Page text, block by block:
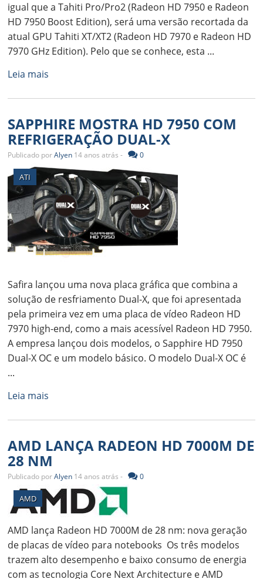
igual que a Tahiti Pro/Pro2 (Radeon HD 7950 e Radeon
HD 7950 Boost Edition), será uma versão recortada da
atual GPU Tahiti XT/XT2 (Radeon HD 7970 e Radeon HD
7970 GHz Edition). Pelo que se conhece, esta ...
Leia mais
SAPPHIRE MOSTRA HD 7950 COM
REFRIGERAÇÃO DUAL-X
Publicado porAlyen 14 anos atrás - 0
ATI
Safira lançou uma nova placa gráfica que combina a
solução de resfriamento Dual-X, que foi apresentada
pela primeira vez em uma placa de vídeo Radeon HD
7970 high-end, como a mais acessível Radeon HD 7950.
A empresa lançou dois modelos, o Sapphire HD 7950
Dual-X OC e um modelo básico. O modelo Dual-X OC é
...
Leia mais
AMD LANÇA RADEON HD 7000M DE
28 NM
Publicado porAlyen 14 anos atrás - 0
AMD
AMD lança Radeon HD 7000M de 28 nm: nova geração
de placas de vídeo para notebooks Os três modelos
trazem alto desempenho e baixo consumo de energia
com as tecnologia Core Next Architecture e AMD